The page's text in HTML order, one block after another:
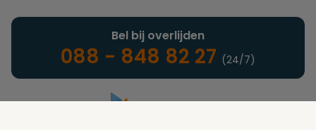
Bel bij overlijden
088 - 848 82 27 (24/7)